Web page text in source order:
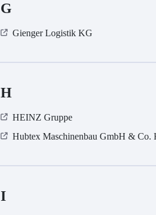
G
Gienger Logistik KG
H
HEINZ Gruppe
Hubtex Maschinenbau GmbH & Co.
I